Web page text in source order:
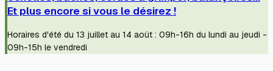
Et plus encore si vous le désirez !
Horaires d'été du 13 juillet au 14 août : 09h-16h du lundi au jeudi -
09h-15h le vendredi